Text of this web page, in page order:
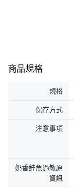
商品規格
規格
保存方式
注意事項
奶香鮭魚過敏原
資訊